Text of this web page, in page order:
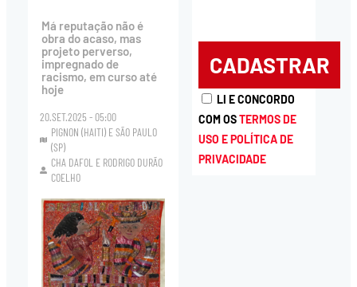
Má reputação não é
obra do acaso, mas
projeto perverso,
impregnado de
racismo, em curso até
hoje
20.SET.2025 - 05:00
PIGNON (HAITI) E SÃO PAULO
(SP)
CHA DAFOL E RODRIGO DURÃO
COELHO
LI E CONCORDO
COM OSTERMOS DE
USO E POLÍTICA DE
PRIVACIDADE